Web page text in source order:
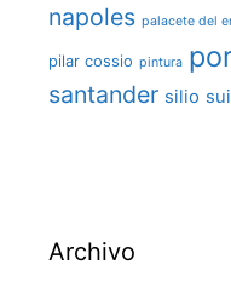
napoles palacete del
pilar cossio pintura
santander silio
Archivo